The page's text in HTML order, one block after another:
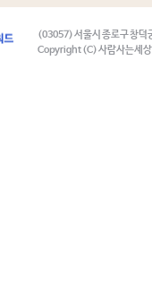
(03057) 서울시 종로구 창덕
Copyright (C) 사람사는세